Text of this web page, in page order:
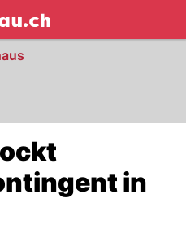
NAU.ch
in